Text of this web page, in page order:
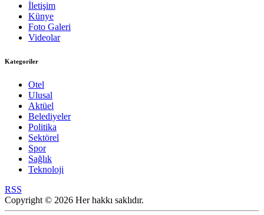
İletişim
Künye
Foto Galeri
Videolar
Kategoriler
Otel
Ulusal
Aktüel
Belediyeler
Politika
Sektörel
Spor
Sağlık
Teknoloji
RSS
Copyright © 2026 Her hakkı saklıdır.